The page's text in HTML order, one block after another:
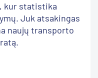
kur statistika
Juk atsakingas
naujų transporto